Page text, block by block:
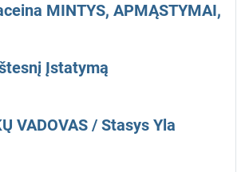
MINTYS, APMĄSTYMAI,
Įstatymą
VADOVAS / Stasys Yla